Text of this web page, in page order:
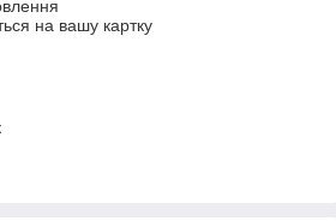
на вашу картку